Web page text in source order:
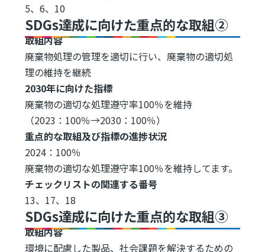
5、6、10
SDGs達成に向けた重点的な取組②
取組内容
廃棄物処理の管理を適切に行い、廃棄物の適切処
理の維持を継続
2030年に向けた指標
廃棄物の適切な処理遵守率100％を維持
（2023：100％→2030：100％）
重点的な取組及び指標の進捗状況
2024：100％
廃棄物の適切な処理遵守率100％を維持してます。
チェックリストの関連する番号
13、17、18
SDGs達成に向けた重点的な取組③
取組内容
環境に配慮した製品、社会課題を解決するための